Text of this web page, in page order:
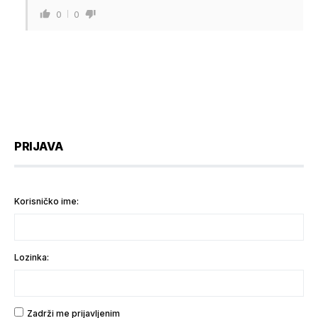
0 0
PRIJAVA
Korisničko ime:
Lozinka:
Zadrži me prijavljenim